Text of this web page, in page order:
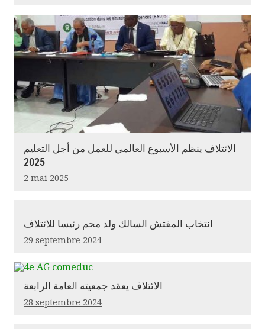
الائتلاف ينظم الأسبوع العالمي للعمل من أجل التعليم
2025
2 mai 2025
انتخاب المفتش السالك ولد محم رئيسا للائتلاف
29 septembre 2024
الائتلاف يعقد جمعيته العامة الرابعة
28 septembre 2024